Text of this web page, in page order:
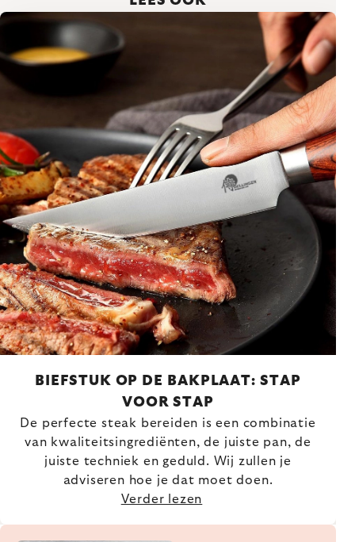
BIEFSTUK OP DE BAKPLAAT: STAP
VOOR STAP
De perfecte steak bereiden is een combinatie
van kwaliteitsingrediënten, de juiste pan, de
juiste techniek en geduld. Wij zullen je
adviseren hoe je dat moet doen.
Verder lezen